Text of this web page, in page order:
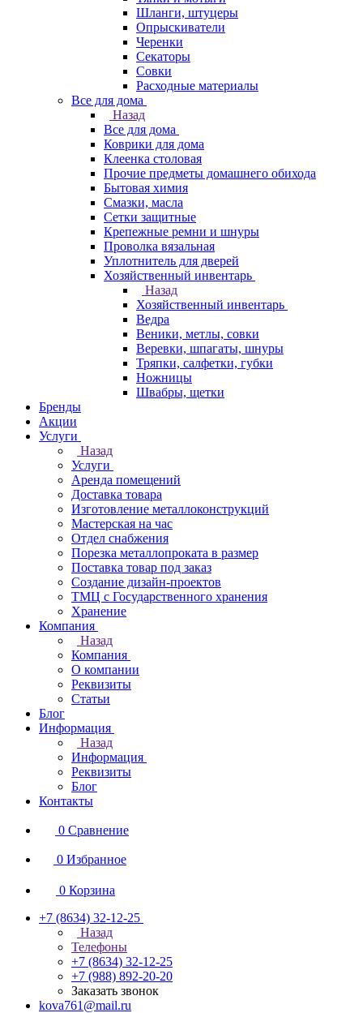
Шланги, штуцеры
Опрыскиватели
Черенки
Секаторы
Совки
Расходные материалы
Все для дома
Назад
Все для дома
Коврики для дома
Клеенка столовая
Прочие предметы домашнего обихода
Бытовая химия
Смазки, масла
Сетки защитные
Крепежные ремни и шнуры
Проволка вязальная
Уплотнитель для дверей
Хозяйственный инвентарь
Назад
Хозяйственный инвентарь
Ведра
Веники, метлы, совки
Веревки, шпагаты, шнуры
Тряпки, салфетки, губки
Ножницы
Швабры, щетки
Бренды
Акции
Услуги
Назад
Услуги
Аренда помещений
Доставка товара
Изготовление металлоконструкций
Мастерская на час
Отдел снабжения
Порезка металлопроката в размер
Поставка товар под заказ
Создание дизайн-проектов
ТМЦ с Государственного хранения
Хранение
Компания
Назад
Компания
О компании
Реквизиты
Статьи
Блог
Информация
Назад
Информация
Реквизиты
Блог
Контакты
0 Сравнение
0 Избранное
0 Корзина
+7 (8634) 32-12-25
Назад
Телефоны
+7 (8634) 32-12-25
+7 (988) 892-20-20
Заказать звонок
kova761@mail.ru